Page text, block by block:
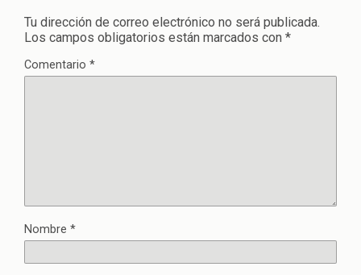
Tu dirección de correo electrónico no será publicada.
Los campos obligatorios están marcados con *
Comentario *
Nombre *